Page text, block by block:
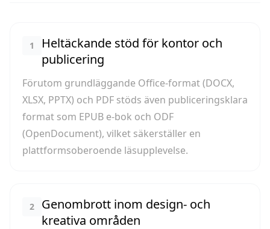
1
Heltäckande stöd för kontor och
publicering
Förutom grundläggande Office-format (DOCX,
XLSX, PPTX) och PDF stöds även publiceringsklara
format som EPUB e-bok och ODF
(OpenDocument), vilket säkerställer en
plattformsoberoende läsupplevelse.
2
Genombrott inom design- och
kreativa områden